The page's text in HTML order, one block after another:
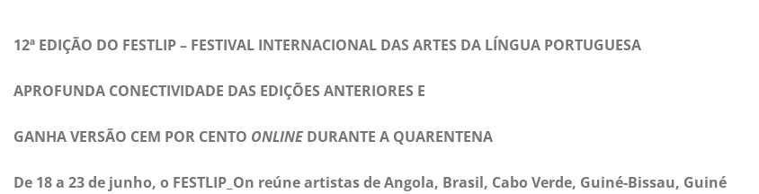
12ª EDIÇÃO DO FESTLIP – FESTIVAL INTERNACIONAL DAS ARTES DA LÍNGUA PORTUGUESA
APROFUNDA CONECTIVIDADE DAS EDIÇÕES ANTERIORES E
GANHA VERSÃO CEM POR CENTO ONLINE DURANTE A QUARENTENA
De 18 a 23 de junho, o FESTLIP_On reúne artistas de Angola, Brasil, Cabo Verde, Guiné-Bissau, Guiné